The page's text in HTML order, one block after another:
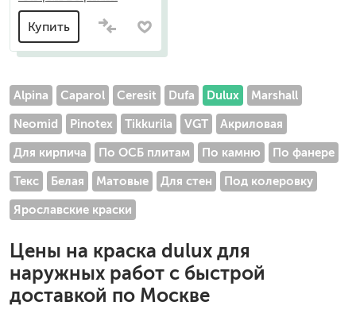
Купить
Alpina Caparol Ceresit Dufa Dulux Marshall
Neomid Pinotex Tikkurila VGT Акриловая
Для кирпича По ОСБ плитам По камню По фанере
Текс Белая Матовые Для стен Под колеровку
Ярославские краски
Цены на краска dulux для
наружных работ с быстрой
доставкой по Москве